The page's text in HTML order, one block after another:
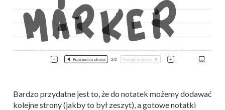
Bardzo przydatne jest to, że do notatek możemy dodawać
kolejne strony (jakby to był zeszyt), a gotowe notatki